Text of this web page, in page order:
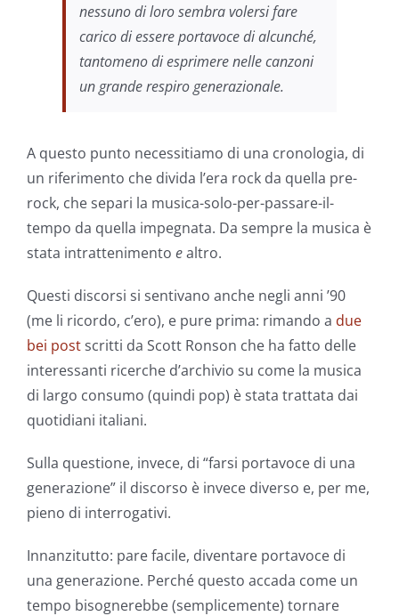
nessuno di loro sembra volersi fare
carico di essere portavoce di alcunché,
tantomeno di esprimere nelle canzoni
un grande respiro generazionale.
A questo punto necessitiamo di una cronologia, di
un riferimento che divida l’era rock da quella pre-
rock, che separi la musica-solo-per-passare-il-
tempo da quella impegnata. Da sempre la musica è
stata intrattenimento ealtro.
Questi discorsi si sentivano anche negli anni ’90
(me li ricordo, c’ero), e pure prima: rimando a due
bei postscritti da Scott Ronson che ha fatto delle
interessanti ricerche d’archivio su come la musica
di largo consumo (quindi pop) è stata trattata dai
quotidiani italiani.
Sulla questione, invece, di “farsi portavoce di una
generazione” il discorso è invece diverso e, per me,
pieno di interrogativi.
Innanzitutto: pare facile, diventare portavoce di
una generazione. Perché questo accada come un
tempo bisognerebbe (semplicemente) tornare